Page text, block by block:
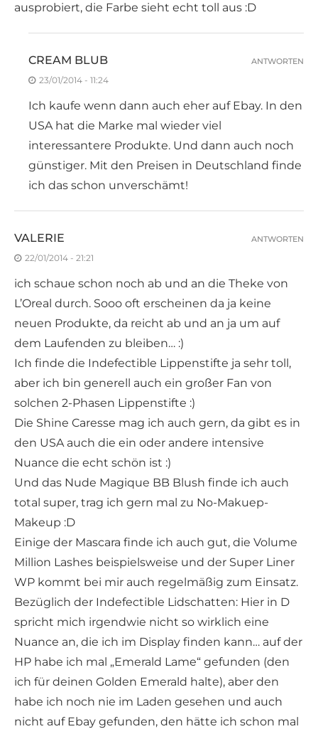
ausprobiert, die Farbe sieht echt toll aus :D
CREAM BLUB
23/01/2014 - 11:24
Ich kaufe wenn dann auch eher auf Ebay. In den
USA hat die Marke mal wieder viel
interessantere Produkte. Und dann auch noch
günstiger. Mit den Preisen in Deutschland finde
ich das schon unverschämt!
ANTWORTEN
VALERIE
22/01/2014 - 21:21
ich schaue schon noch ab und an die Theke von
L’Oreal durch. Sooo oft erscheinen da ja keine
neuen Produkte, da reicht ab und an ja um auf
dem Laufenden zu bleiben… :)
Ich finde die Indefectible Lippenstifte ja sehr toll,
aber ich bin generell auch ein großer Fan von
solchen 2-Phasen Lippenstifte :)
Die Shine Caresse mag ich auch gern, da gibt es in
den USA auch die ein oder andere intensive
Nuance die echt schön ist :)
Und das Nude Magique BB Blush finde ich auch
total super, trag ich gern mal zu No-Makuep-
Makeup :D
Einige der Mascara finde ich auch gut, die Volume
Million Lashes beispielsweise und der Super Liner
WP kommt bei mir auch regelmäßig zum Einsatz.
Bezüglich der Indefectible Lidschatten: Hier in D
spricht mich irgendwie nicht so wirklich eine
Nuance an, die ich im Display finden kann… auf der
HP habe ich mal „Emerald Lame“ gefunden (den
ich für deinen Golden Emerald halte), aber den
habe ich noch nie im Laden gesehen und auch
nicht auf Ebay gefunden, den hätte ich schon mal
ANTWORTEN